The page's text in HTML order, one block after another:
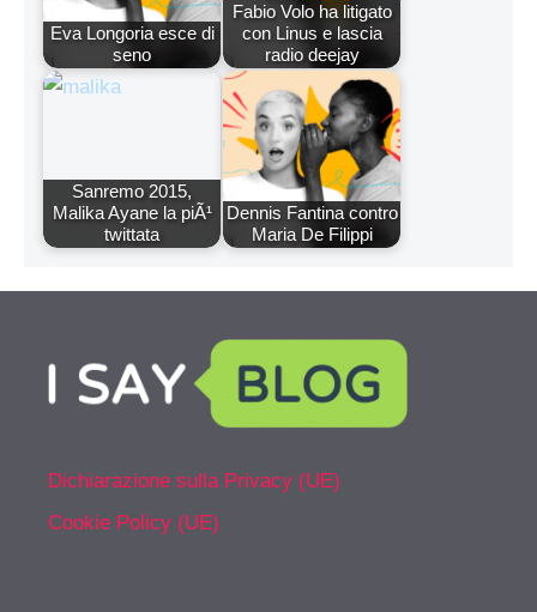
Eva Longoria esce di
seno
Fabio Volo ha litigato
con Linus e lascia
radio deejay
Sanremo 2015,
Malika Ayane la piÃ¹
twittata
Dennis Fantina contro
Maria De Filippi
Dichiarazione sulla Privacy (UE)
Cookie Policy (UE)